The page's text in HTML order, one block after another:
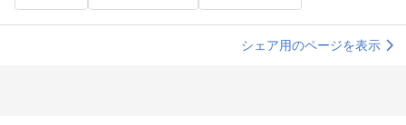
シェア用のページを表示